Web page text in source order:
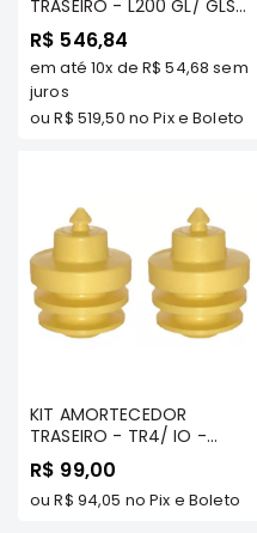
Grandis
Motor
Filtros
TRASEIRO - L200 GL/ GLS/
SPORT/ HPE/ OUTDOOR/
SAVANA - COFAP
R$ 546,84
em até 10x de R$ 54,68 sem
juros
ouR$ 519,50 no Pix e Boleto
KIT AMORTECEDOR
TRASEIRO - TR4/ IO -
COFAP
R$ 99,00
ouR$ 94,05 no Pix e Boleto